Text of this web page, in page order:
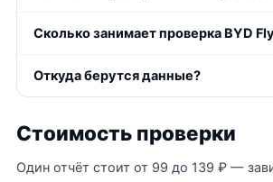
Сколько занимает проверка BYD
Откуда берутся данные?
Стоимость проверки
Один отчёт стоит от 99 до 139 ₽ —